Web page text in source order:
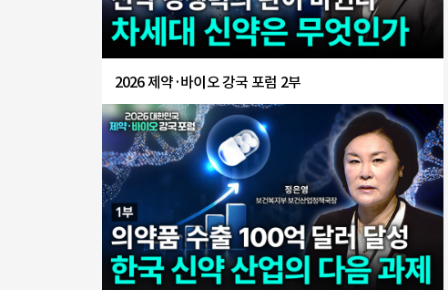
2026 제약·바이오 강국 포럼 2부